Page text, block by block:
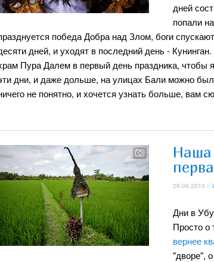
дней
попали
победа Добра над Злом, боги
дней, и уходят в последний день -
Пура Далем в первый день праздника, чтобы
дни, и даже дольше, на улицах Бали можно
не понятно, и хочется узнать больше, вам
Наша
29.06.2010 //
Дни в
Просто о
вернее
"дворе",